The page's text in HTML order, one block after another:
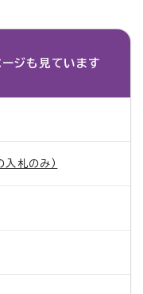
ージも見ています
札のみ）